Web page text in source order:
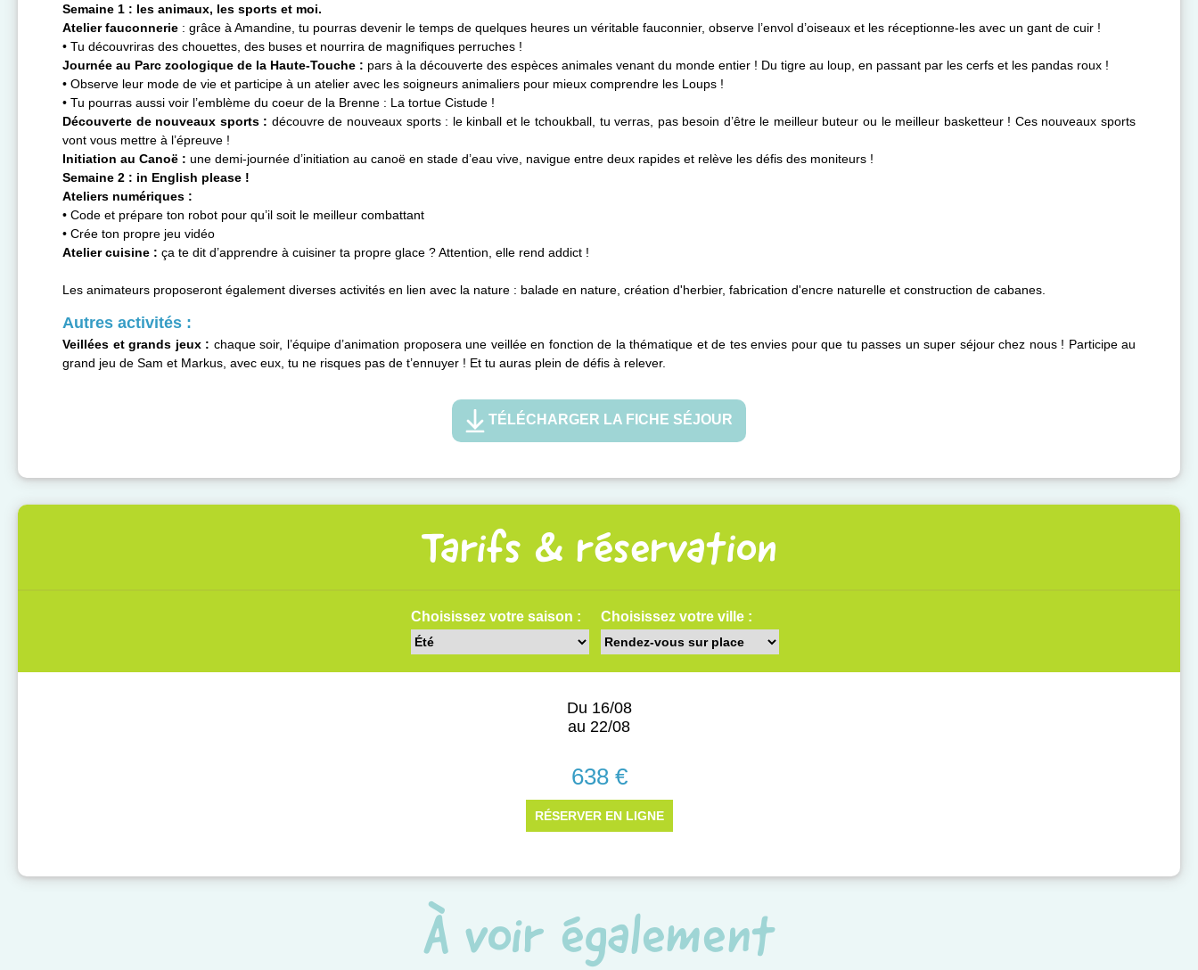
Semaine 1 : les animaux, les sports et moi.
Atelier fauconnerie : grâce à Amandine, tu pourras devenir le temps de quelques heures un véritable fauconnier, observe l’envol d’oiseaux et les réceptionne-les avec un gant de cuir !
• Tu découvriras des chouettes, des buses et nourrira de magnifiques perruches !
Journée au Parc zoologique de la Haute-Touche : pars à la découverte des espèces animales venant du monde entier ! Du tigre au loup, en passant par les cerfs et les pandas roux !
• Observe leur mode de vie et participe à un atelier avec les soigneurs animaliers pour mieux comprendre les Loups !
• Tu pourras aussi voir l’emblème du coeur de la Brenne : La tortue Cistude !
Découverte de nouveaux sports : découvre de nouveaux sports : le kinball et le tchoukball, tu verras, pas besoin d’être le meilleur buteur ou le meilleur basketteur ! Ces nouveaux sports
vont vous mettre à l’épreuve !
Initiation au Canoë : une demi-journée d’initiation au canoë en stade d’eau vive, navigue entre deux rapides et relève les défis des moniteurs !
Semaine 2 : in English please !
Ateliers numériques :
• Code et prépare ton robot pour qu’il soit le meilleur combattant
• Crée ton propre jeu vidéo
Atelier cuisine : ça te dit d’apprendre à cuisiner ta propre glace ? Attention, elle rend addict !
Les animateurs proposeront également diverses activités en lien avec la nature : balade en nature, création d'herbier, fabrication d'encre naturelle et construction de cabanes.
Autres activités :
Veillées et grands jeux : chaque soir, l’équipe d’animation proposera une veillée en fonction de la thématique et de tes envies pour que tu passes un super séjour chez nous ! Participe au
grand jeu de Sam et Markus, avec eux, tu ne risques pas de t’ennuyer ! Et tu auras plein de défis à relever.
TÉLÉCHARGER LA FICHE SÉJOUR
Tarifs & réservation
À voir également